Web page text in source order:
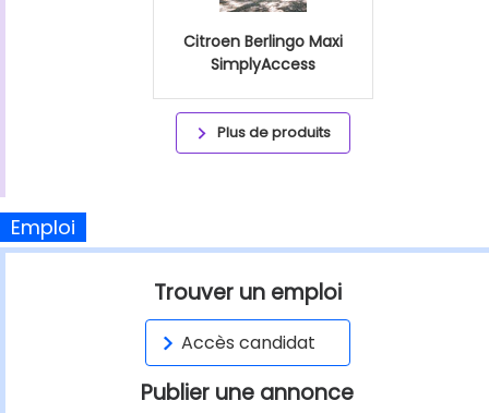
Citroen Berlingo Maxi
SimplyAccess
Plus de produits
Emploi
Trouver un emploi
Accès candidat
Publier une annonce